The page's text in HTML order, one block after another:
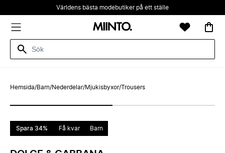
Världens bästa modebutiker på ett ställe
Hemsida/Barn/Nederdelar/Mjukisbyxor/Trousers
Spara 34% Få kvar Barn